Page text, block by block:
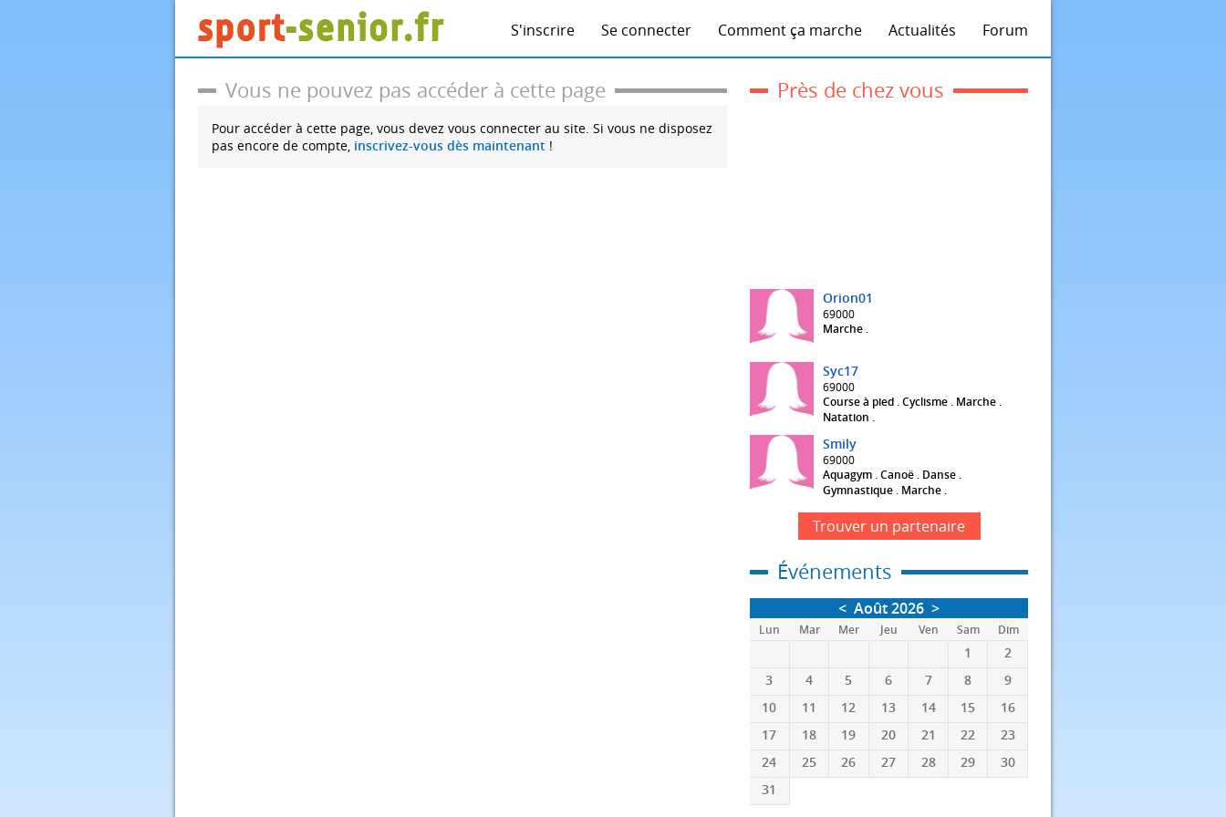
S'inscrire Se connecter Comment ça marche Actualités Forum
Vous ne pouvez pas accéder à cette page
Pour accéder à cette page, vous devez vous connecter au site. Si vous ne disposez
pas encore de compte, inscrivez-vous dès maintenant !
Près de chez vous
Orion01
69000
Marche .
Syc17
69000
Course à pied . Cyclisme . Marche .
Natation .
Smily
69000
Aquagym . Canoë . Danse .
Gymnastique . Marche .
Trouver un partenaire
Événements
< Août 2026 >
Lun Mar Mer Jeu Ven Sam Dim
1
2
3
4 5 6 7 8
9
10
11 12 13 14 15
16
17
18 19 20 21 22
23
24
25 26 27 28 29
30
31